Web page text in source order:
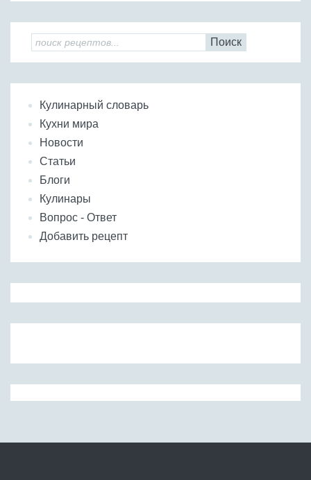
Поиск
Кулинарный словарь
Кухни мира
Новости
Статьи
Блоги
Кулинары
Вопрос - Ответ
Добавить рецепт